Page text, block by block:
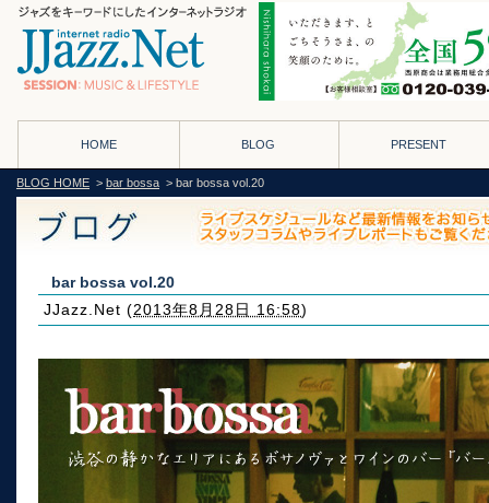
HOME BLOG PRESENT
BLOG HOME > bar bossa > bar bossa vol.20
bar bossa vol.20
JJazz.Net (2013年8月28日 16:58)